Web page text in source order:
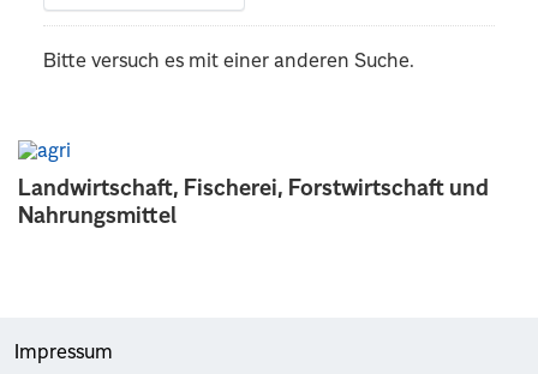
Landwirtschaft, Fischerei, Forstwirtschaft und
Nahrungsmittel
Bitte versuch es mit einer anderen Suche.
Impressum